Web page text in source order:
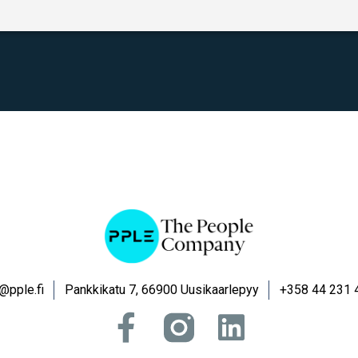
Pankkikatu 7, 66900 Uusikaarlepyy +358 44 231